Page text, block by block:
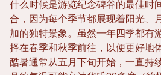
什么时候是游览纪念碑谷的最佳时
合，因为每个季节都展现着阳光、
加的独特景象。虽然一年四季都有
择在春季和秋季前往，以便更好地
酷暑通常从五月下旬开始，一直持